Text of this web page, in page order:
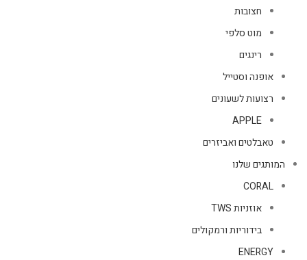
חצובות
מוט סלפי
רינגים
אופנה וסטייל
רצועות לשעונים
APPLE
טאבלטים ואביזרים
המותגים שלנו
CORAL
אוזניות TWS
בידוריות ורמקולים
ENERGY